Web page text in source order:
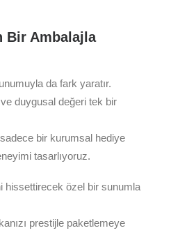
Bir Ambalajla
da fark yaratır.
ve duygusal değeri tek bir
bir kurumsal hediye
tasarlıyoruz.
hissettirecek özel bir sunumla
prestijle paketlemeye